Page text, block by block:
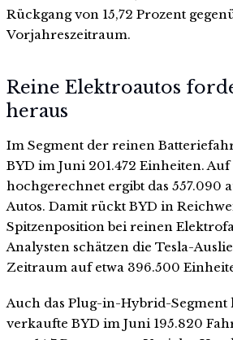
Rückgang von 15,72 Prozent
Vorjahreszeitraum.
Reine Elektroautos
heraus
Im Segment der reinen
BYD im Juni 201.472 Einheiten.
hochgerechnet ergibt das 557.090
Autos. Damit rückt BYD in
Spitzenposition bei reinen
Analysten schätzen die Tesla-
Zeitraum auf etwa 396.500
Auch das Plug-in-Hybrid-Segment
verkaufte BYD im Juni 195.820